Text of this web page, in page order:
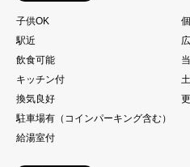
子供OK
駅近
飲食可能
キッチン付
換気良好
駐車場有（コインパーキング含む）
給湯室付